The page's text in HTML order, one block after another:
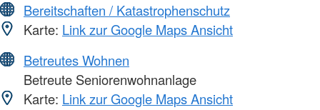
Bereitschaften / Katastrophenschutz
Karte: Link zur Google Maps Ansicht
Betreutes Wohnen
Betreute Seniorenwohnanlage
Karte: Link zur Google Maps Ansicht